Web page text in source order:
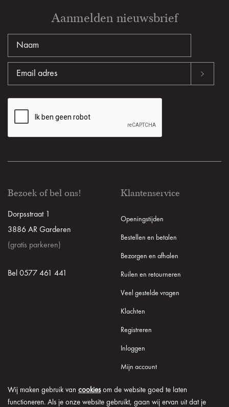
Wij maken gebruik van cookiesom de website goed te laten
functioneren. Als je onze website gebruikt, gaan wij ervan uit dat je
Aanmelden nieuwsbrief
Bezoek of bel ons!
Dorpsstraat 1
3886 AR Garderen
(gratis parkeren)
Bel 0577 461 441
Klantenservice
Openingstijden
Bestellen en betalen
Bezorgen en afhalen
Ruilen en retourneren
Veel gestelde vragen
Klachten
Registreren
Inloggen
Mijn account